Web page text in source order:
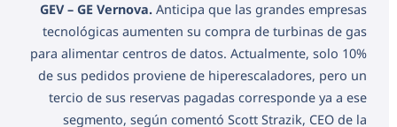
GEV – GE Vernova. Anticipa que las grandes empresas
tecnológicas aumenten su compra de turbinas de gas
para alimentar centros de datos. Actualmente, solo 10%
de sus pedidos proviene de hiperescaladores, pero un
tercio de sus reservas pagadas corresponde ya a ese
segmento, según comentó Scott Strazik, CEO de la